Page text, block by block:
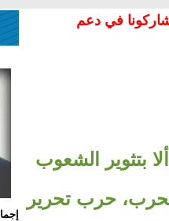
في دعم
بتثوير الشعوب
حرب تحرير